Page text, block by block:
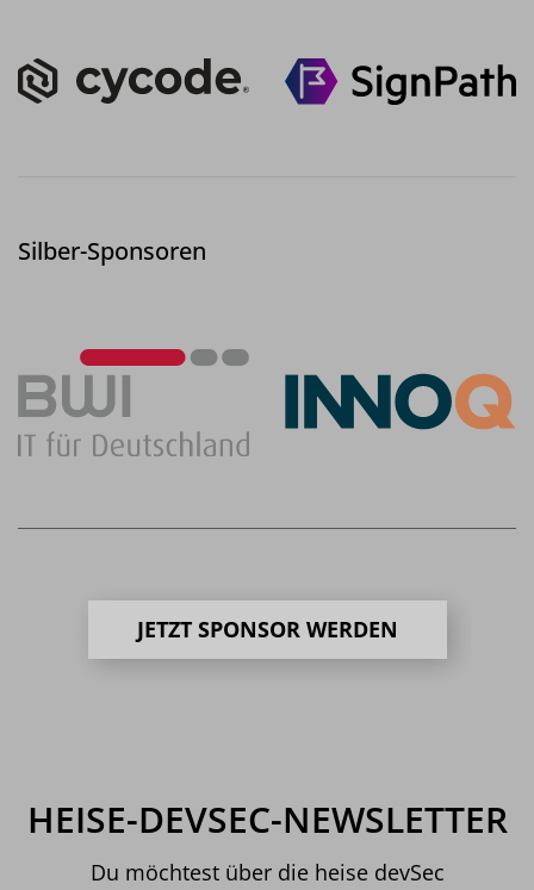
Silber-Sponsoren
JETZT SPONSOR WERDEN
HEISE-DEVSEC-NEWSLETTER
Du möchtest über die heise devSec